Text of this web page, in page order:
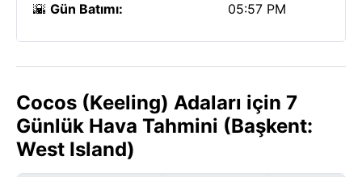
🌇 Gün Batımı: 05:57 PM
Cocos (Keeling) Adaları için 7
Günlük Hava Tahmini (Başkent:
West Island)